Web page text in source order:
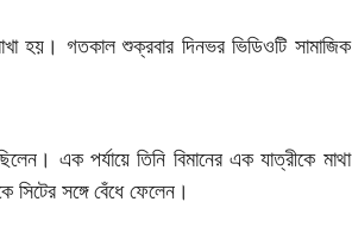
হয়। গতকাল শুক্রবার দিনভর ভিডিওটি সামাজিক
এক পর্যায়ে তিনি বিমানের এক যাত্রীকে মাথা
সিটের সঙ্গে বেঁধে ফেলেন।